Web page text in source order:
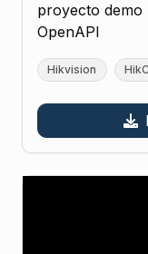
proyecto demo
OpenAPI
Hikvision